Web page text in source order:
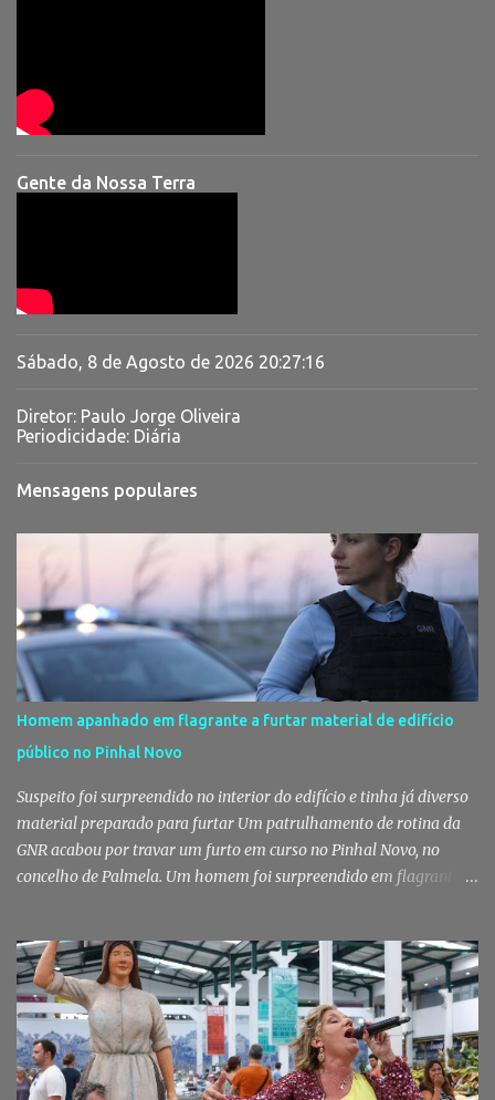
Gente da Nossa Terra
Sábado, 8 de Agosto de 2026 20:27:17
Diretor: Paulo Jorge Oliveira
Periodicidade: Diária
Mensagens populares
Homem apanhado em flagrante a furtar material de edifício
público no Pinhal Novo
Suspeito foi surpreendido no interior do edifício e tinha já diverso
material preparado para furtar Um patrulhamento de rotina da
GNR acabou por travar um furto em curso no Pinhal Novo, no
concelho de Palmela. Um homem foi surpreendido em flagrante
militares da Guarda. Patrulhamento da GNR termina com
detenção por furto A detenção ocorreu no dia 4 de Agosto, - mas
divulgada só nesta quinta-feira - numa ação desenvolvida pelo
Posto Territorial de Pinhal Novo. Segundo a GNR, "no âmbito de
uma ação de patrulhamento, os militares da Guarda detetaram
uma viatura estacionada num local referenciado pela prática de